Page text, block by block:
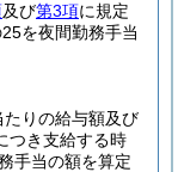
及び第3項に規定
を夜間勤務手当
りの給与額及び
つき支給する時
手当の額を算定